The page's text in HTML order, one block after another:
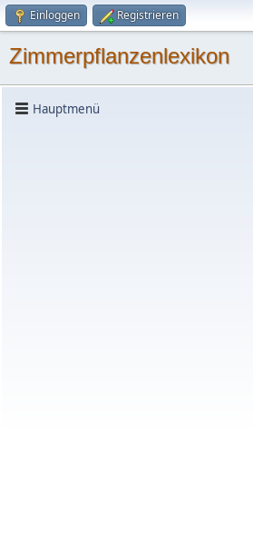
Einloggen Registrieren
Zimmerpflanzenlexikon
Hauptmenü